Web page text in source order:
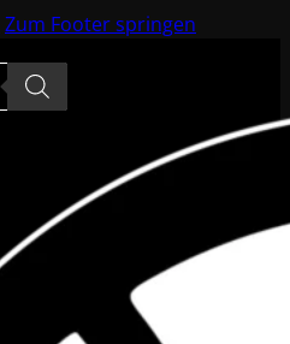
Zum Footer springen